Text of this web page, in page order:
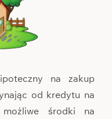
na zakup
od kredytu na
możliwe środki na